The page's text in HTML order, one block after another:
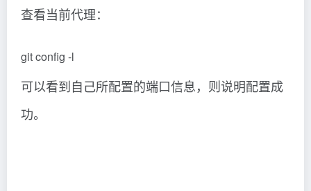
查看当前代理：
git config -l
可以看到自己所配置的端口信息，则说明配置成
功。